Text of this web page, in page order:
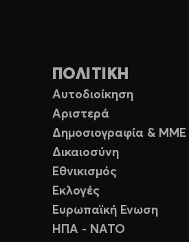
ΠΟΛΙΤΙΚΗ
Αυτοδιοίκηση
Αριστερά
Δημοσιογραφία & ΜΜΕ
Δικαιοσύνη
Εθνικισμός
Εκλογές
Ευρωπαϊκή Ενωση
ΗΠΑ - ΝΑΤΟ